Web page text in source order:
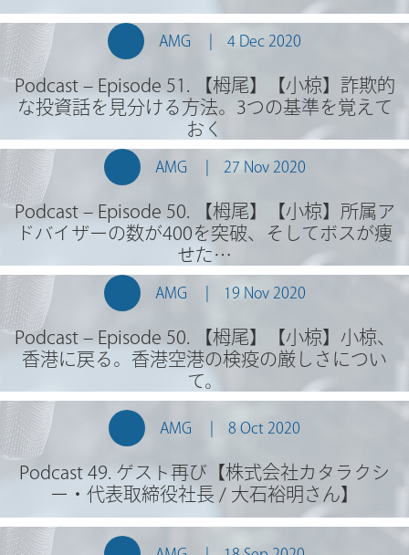
AMG 4 Dec 2020
Podcast – Episode 51. 【栂尾】【小椋】詐欺的
な投資話を見分ける方法。3つの基準を覚えて
おく
AMG 27 Nov 2020
Podcast – Episode 50. 【栂尾】【小椋】所属ア
ドバイザーの数が400を突破、そしてボスが痩
せた…
AMG 19 Nov 2020
Podcast – Episode 50. 【栂尾】【小椋】小椋、
香港に戻る。香港空港の検疫の厳しさについ
て。
AMG 8 Oct 2020
Podcast 49. ゲスト再び【株式会社カタラクシ
ー・代表取締役社長 / 大石裕明さん】